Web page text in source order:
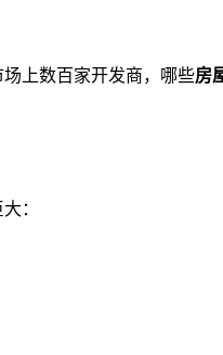
上数百家开发商，哪些房
：